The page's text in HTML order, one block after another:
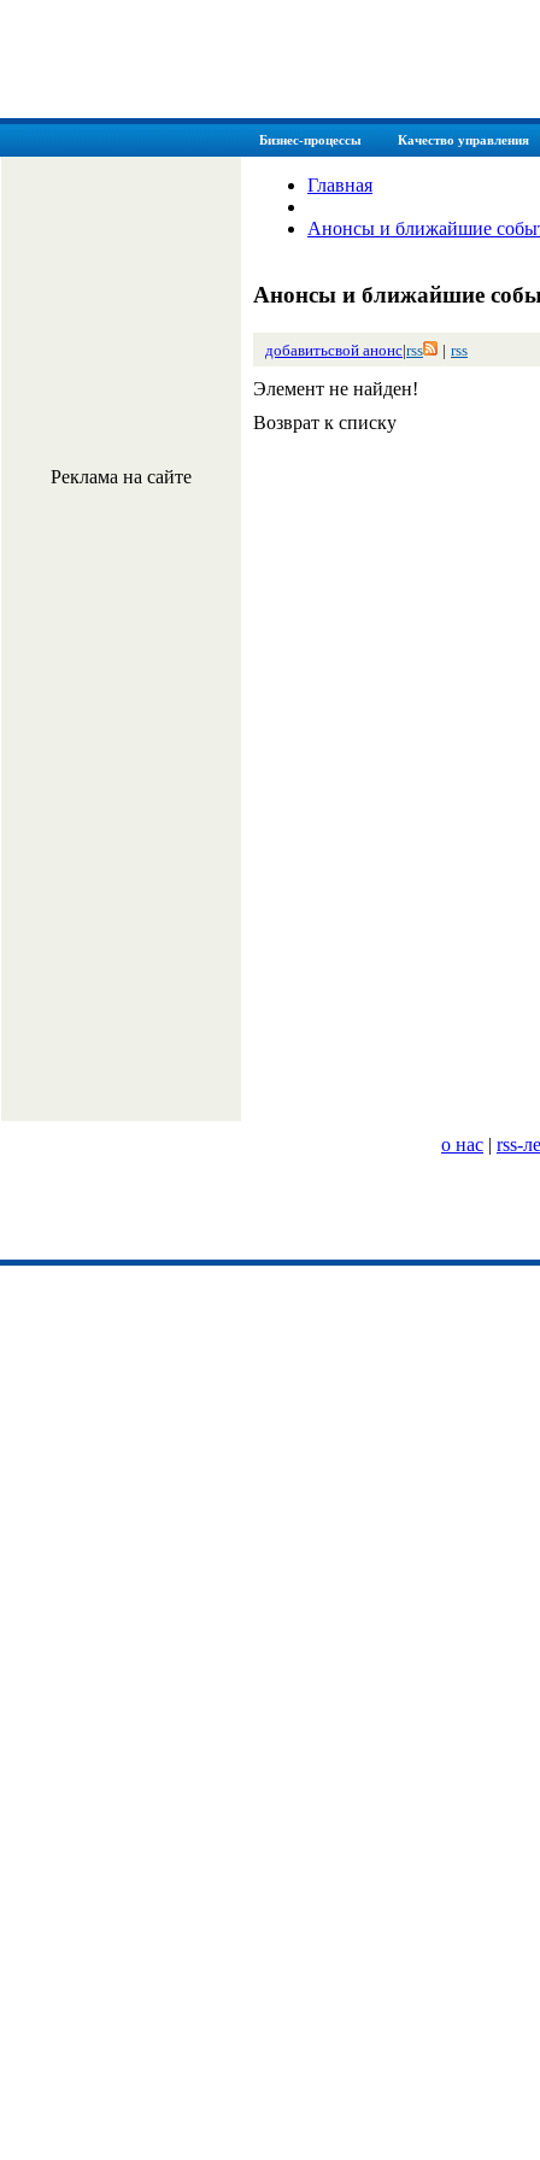
Бизнес-процессы Качество управления
Реклама на сайте
Главная
Анонсы и ближайшие
Анонсы и ближайшие
добавитьсвой анонс|rss | rss
Элемент не найден!
Возврат к списку
о нас | rss-